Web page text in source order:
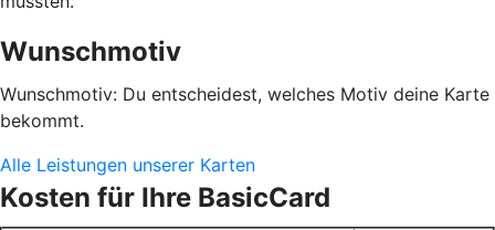
Wunschmotiv
Wunschmotiv: Du entscheidest, welches Motiv deine Karte
bekommt.
Alle Leistungen unserer Karten
Kosten für Ihre BasicCard